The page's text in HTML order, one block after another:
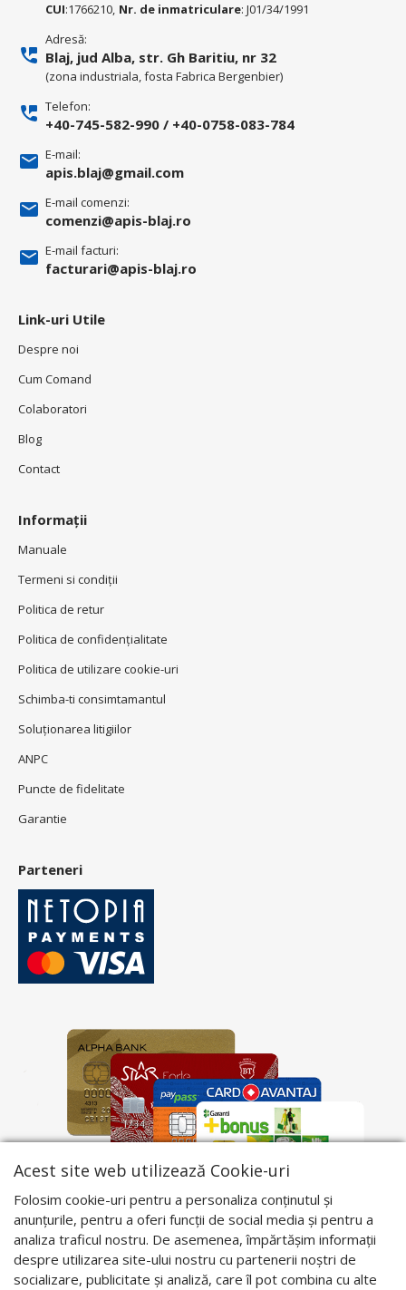
CUI:1766210, Nr. de inmatriculare: J01/34/1991
Adresă:
Blaj, jud Alba, str. Gh Baritiu, nr 32
(zona industriala, fosta Fabrica Bergenbier)
Telefon:
+40-745-582-990 / +40-0758-083-784
E-mail:
apis.blaj@gmail.com
E-mail comenzi:
comenzi@apis-blaj.ro
E-mail facturi:
facturari@apis-blaj.ro
Link-uri Utile
Despre noi
Cum Comand
Colaboratori
Blog
Contact
Informații
Manuale
Termeni si condiţii
Politica de retur
Politica de confidenţialitate
Politica de utilizare cookie-uri
Schimba-ti consimtamantul
Soluționarea litigiilor
ANPC
Puncte de fidelitate
Garantie
Parteneri
Acest site web utilizează Cookie-uri
Folosim cookie-uri pentru a personaliza conținutul și
anunțurile, pentru a oferi funcții de social media și pentru a
analiza traficul nostru. De asemenea, împărtășim informații
despre utilizarea site-ului nostru cu partenerii noștri de
socializare, publicitate și analiză, care îl pot combina cu alte